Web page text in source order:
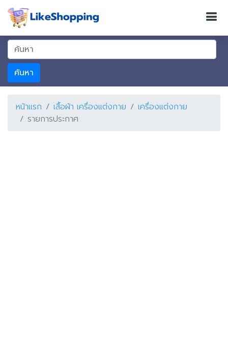
ค้นหา
หน้าแรก เสื้อผ้า เครื่องแต่งกาย
เครื่องแต่งกาย
รายการประกาศ